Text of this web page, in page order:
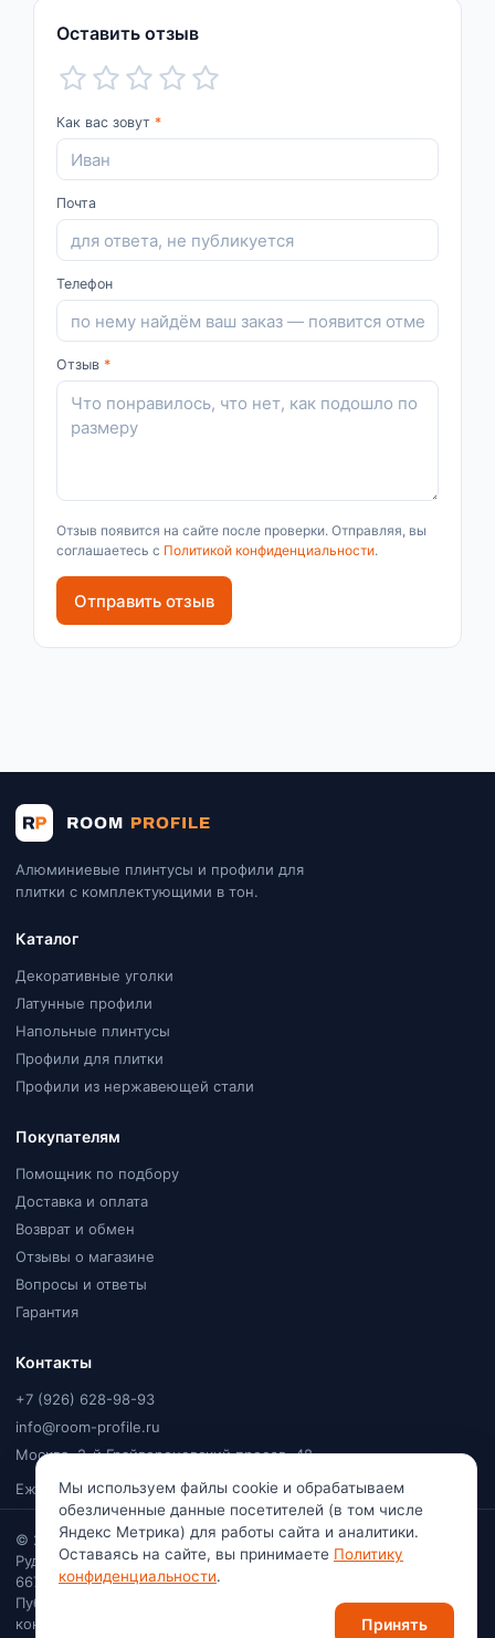
Оставить отзыв
Как вас зовут *
Почта
Телефон
Отзыв *
Отзыв появится на сайте после проверки. Отправляя, вы
соглашаетесь с Политикой конфиденциальности.
Отправить отзыв
Алюминиевые плинтусы и профили для
плитки с комплектующими в тон.
Каталог
Декоративные уголки
Латунные профили
Напольные плинтусы
Профили для плитки
Профили из нержавеющей стали
Покупателям
Помощник по подбору
Доставка и оплата
Возврат и обмен
Отзывы о магазине
Вопросы и ответы
Гарантия
Контакты
+7 (926) 628-98-93
info@room-profile.ru
Москва, 2-й Грайвороновский проезд, 48
Ежедневно, 9:00–20:00
© 2026Room Profile. Все права защищены. Ваулин Константин
Рудольфович · Самозанятый (плательщик НПД) · ИНН
667113741222
Публичная оферта
конфиденциальности
Согласие на обработку персональных
Мы используем файлы cookie и обрабатываем
обезличенные данные посетителей (в том числе
Яндекс Метрика) для работы сайта и аналитики.
Оставаясь на сайте, вы принимаете Политику
конфиденциальности.
Принять